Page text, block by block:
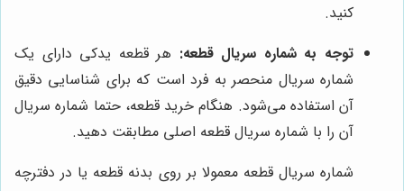
کنید.
توجه به شماره سریال قطعه: هر قطعه یدکی دارای یک
شماره سریال منحصر به فرد است که برای شناسایی دقیق
آن استفاده می‌شود. هنگام خرید قطعه، حتما شماره سریال
آن را با شماره سریال قطعه اصلی مطابقت دهید.
شماره سریال قطعه معمولا بر روی بدنه قطعه یا در دفترچه